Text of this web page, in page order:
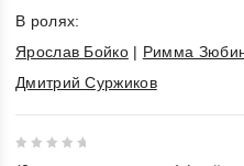
В ролях:
Ярослав Бойко| Римма
Дмитрий Суржиков